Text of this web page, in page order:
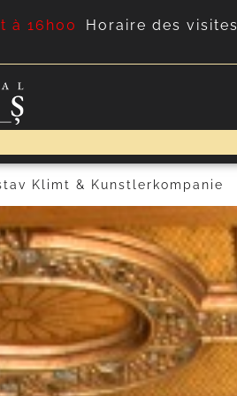
à 16h00 Horaire des visites
Klimt & Kunstlerkompanie